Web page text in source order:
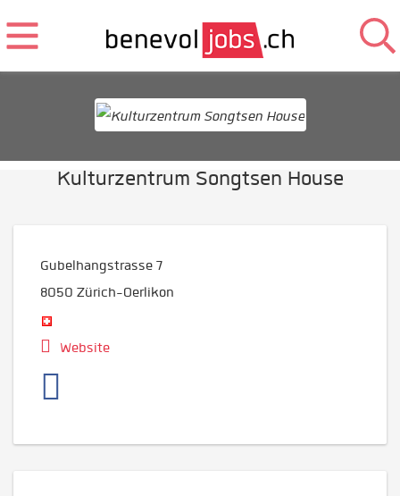
Kulturzentrum Songtsen House
Gubelhangstrasse 7
8050 Zürich-Oerlikon
Website